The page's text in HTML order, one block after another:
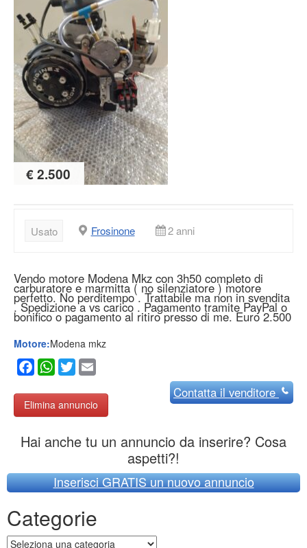
€ 2.500
Usato Frosinone 2 anni
Vendo motore Modena Mkz con 3h50 completo di
carburatore e marmitta ( no silenziatore ) motore
perfetto. No perditempo . Trattabile ma non in svendita
. Spedizione a vs carico . Pagamento tramite PayPal o
bonifico o pagamento al ritiro presso di me. Euro 2.500
Motore:Modena mkz
Facebook
WhatsApp
Twitter
Elimina annuncio
Contattail venditore
Hai anche tu un annuncio da inserire? Cosa
aspetti?!
Inserisci GRATIS un nuovo annuncio
Categorie
Categorie